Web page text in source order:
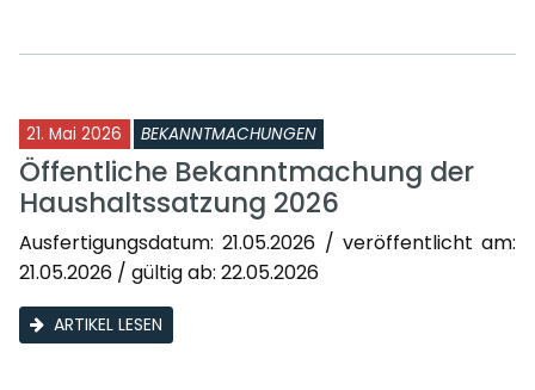
21. Mai 2026 BEKANNTMACHUNGEN
Öffentliche Bekanntmachung der
Haushaltssatzung 2026
Ausfertigungsdatum: 21.05.2026 / veröffentlicht am:
21.05.2026 / gültig ab: 22.05.2026
ARTIKEL LESEN